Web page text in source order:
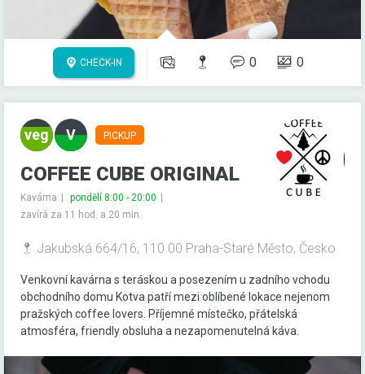
CHECK-IN 0 0
PICKUP
COFFEE CUBE ORIGINAL
Kavárna
pondělí 8:00 - 20:00
zavírá za 11 hod. a 20 min.
Jakubská 664/16, 110 00 Praha-Staré Město, Česko
Venkovní kavárna s teráskou a posezením u zadního vchodu
obchodního domu Kotva patří mezi oblíbené lokace nejenom
pražských coffee lovers. Příjemné místečko, přátelská
atmosféra, friendly obsluha a nezapomenutelná káva.